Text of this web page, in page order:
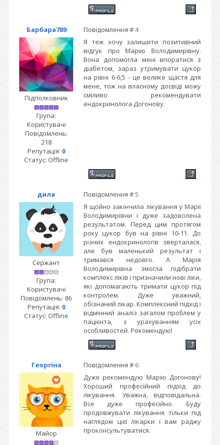
Барбара789 Повідомлення #4
Підполковник
Група:
Користувачі
Повідомлень:
218
Репутація: 0
Статус: Offline
Я теж хочу залишити позитивний
відгук про Марію Володимирівну.
Вона допомогла мені впоратися з
діабетом, зараз утримувати цукор
на рівні 6-6,5 - це велике щастя для
мене, тож на власному досвіді можу
сміливо рекомендувати
ендокринолога Догонову.
дила Повідомлення #5
Сержант
Група:
Користувачі
Повідомлень: 86
Репутація: 0
Статус: Offline
Я щойно закінчила лікування у Марії
Володимирівни і дуже задоволена
результатом. Перед цим протягом
року цукор був на рівні 10-11. До
різних ендокринологів зверталася,
але був маленький результат і
тримався недовго. А Марія
Володимирівна змогла підібрати
комплекс ліків і призначили нові ліки,
які допомагають тримати цукор під
контролем. Дуже уважний,
обізнаний лікар. Комплексний підхід і
відмінний аналіз загалом проблем у
пацієнта, з урахуванням усіх
особливостей. Рекомендую!
Георгіна Повідомлення # 6
Майор
Дуже рекомендую Марію Догонову!
Хороший професійний підхід до
лікування. Уважна, відповідальна.
Все дуже професійно. Буду
продовжувати лікування тільки під
наглядом цієї лікарки і вам раджу
проконсультуватися.